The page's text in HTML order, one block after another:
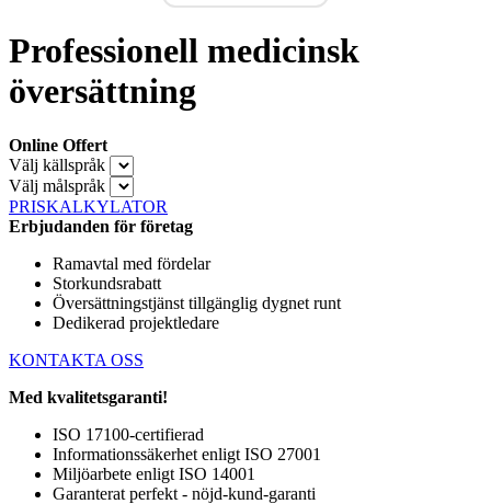
Professionell medicinsk
översättning
Online Offert
Välj källspråk
Välj målspråk
PRISKALKYLATOR
Erbjudanden för företag
Ramavtal med fördelar
Storkundsrabatt
Översättningstjänst tillgänglig dygnet runt
Dedikerad projektledare
KONTAKTA OSS
Med kvalitetsgaranti!
ISO 17100-certifierad
Informationssäkerhet enligt ISO 27001
Miljöarbete enligt ISO 14001
Garanterat perfekt - nöjd-kund-garanti